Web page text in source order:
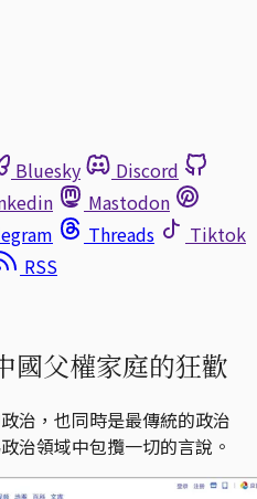
Bluesky
Discord
Mastodon
Threads
Tiktok
RSS
國父權家庭的狂歡
治，也同時是最傳統的政治
領域中包攬一切的言說。